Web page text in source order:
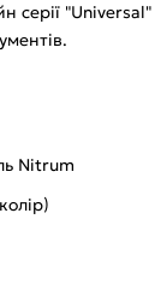
серії
Nitrum